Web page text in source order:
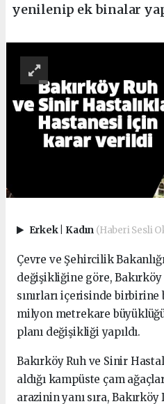
yenilenip ek binalar
Erkek Kadın (Haberi Sesli
Çevre ve Şehircilik
değişikliğine göre,
sınırları içerisinde birbirine
milyon metrekare
planı değişikliği yapıldı.
Bakırköy Ruh ve Sinir
aldığı kampüste çam
arazinin yanı sıra,